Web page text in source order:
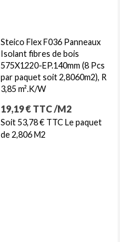
Steico Flex F036 Panneaux
Isolant fibres de bois
575X1220-EP.140mm (8 Pcs
par paquet soit 2,8060m2), R
3,85 m².K/W
Prix
19,19 € TTC /M2
Soit 53,78 € TTC Le paquet
de 2,806 M2